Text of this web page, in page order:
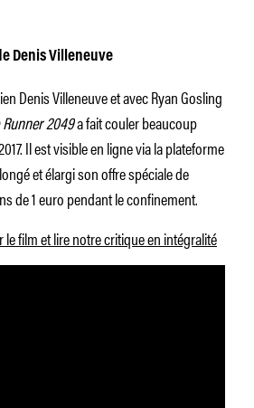
Denis Villeneuve
Denis Villeneuve et avec Ryan Gosling
2049a fait couler beaucoup
Il est visible en ligne via la plateforme
et élargi son offre spéciale de
de 1 euro pendant le confinement.
film et lire notre critique en intégralité